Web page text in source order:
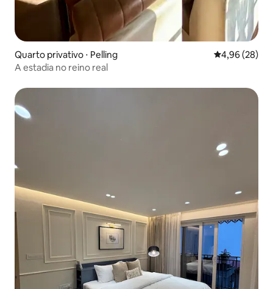
Quarto privativo ⋅ Pelling 4,96 de uma
4,96 (28)
A estadia no reino real